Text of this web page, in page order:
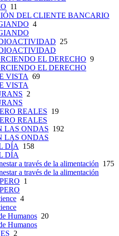
11
DEL CLIENTE BANCARIO
4
25
EL DERECHO 9
EL DERECHO
VISTA 69
VISTA
2
REALES 19
REALES
LAS ONDAS 192
LAS ONDAS
DÍA 158
DÍA
a través de la alimentación 175
a través de la alimentación
1
4
Humanos 20
Humanos
2